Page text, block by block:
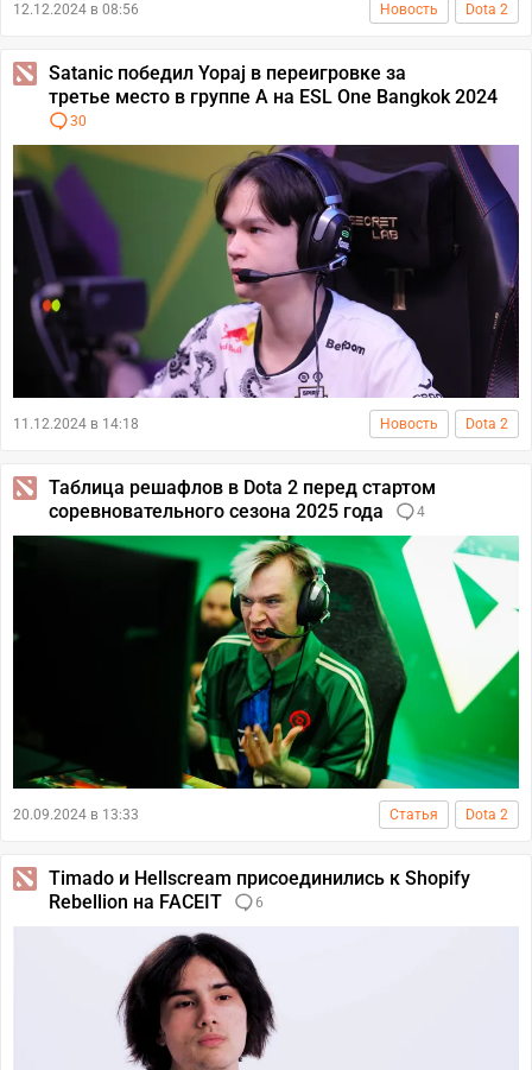
12.12.2024 в 08:56 Новость Dota 2
Satanic победил Yopaj в переигровке за
третье место в группе А на ESL One Bangkok 2024
30
11.12.2024 в 14:18 Новость Dota 2
Таблица решафлов в Dota 2 перед стартом
соревновательного сезона 2025 года
4
20.09.2024 в 13:33 Статья Dota 2
Timado и Hellscream присоединились к Shopify
Rebellion на FACEIT
6